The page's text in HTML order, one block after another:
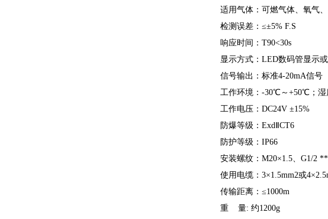
适用气体：可燃气体、氧气
检测误差：≤±5% F.S
响应时间：T90<30s
显示方式：LED数码管显示
信号输出：标准4-20mA信
工作环境：-30℃～+50℃；湿
工作电压：DC24V ±15%
防爆等级：ExdⅡCT6
防护等级：IP66
安装螺纹：M20×1.5、G1/2 **
使用电缆：3×1.5mm2或
传输距离：≤1000m
重 量: 约1200g